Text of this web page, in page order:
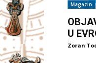
Magazin
U
Zoran